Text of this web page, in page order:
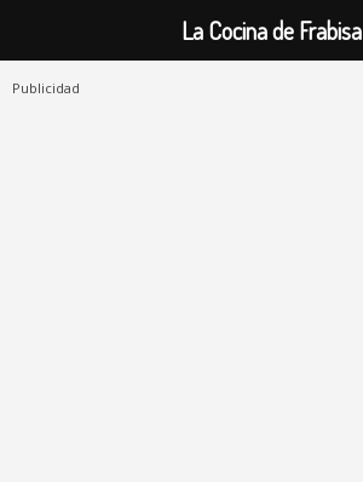
Publicidad
La Cocina de Frabisa